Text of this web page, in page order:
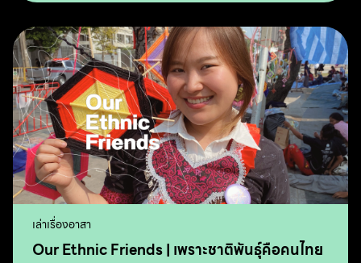
เล่าเรื่องอาสา
Our Ethnic Friends | เพราะชาติพันธุ์คือคนไทย